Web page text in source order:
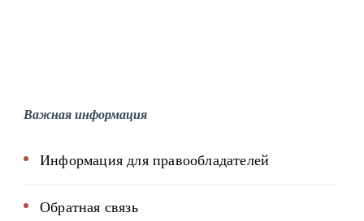
Важная информация
Информация для правообладателей
Обратная связь